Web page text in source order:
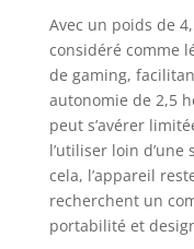
Avec un poids de
considéré comme
de gaming,
autonomie de 2,5
peut s’avérer
l’utiliser loin
cela, l’appareil
recherchent un
portabilité et